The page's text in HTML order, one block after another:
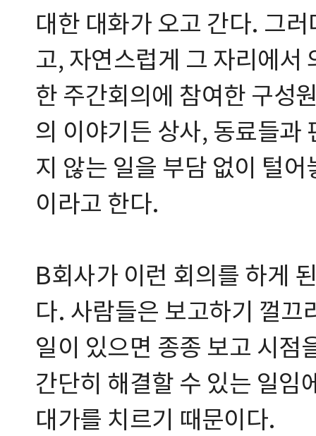
대한 대화가 오고 간다. 그
고, 자연스럽게 그 자리에서
한 주간회의에 참여한 구성
의 이야기든 상사, 동료들과
지 않는 일을 부담 없이 털
이라고 한다.
B회사가 이런 회의를 하게
다. 사람들은 보고하기 껄끄
일이 있으면 종종 보고 시점
간단히 해결할 수 있는 일임
대가를 치르기 때문이다.